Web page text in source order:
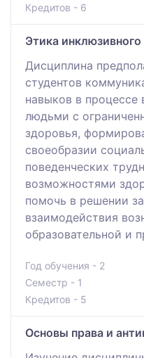
Кредитов - 6
Этика
Дисциплина
студентов
навыков в процессе
людьми с
здоровья,
своеобразии
поведенческих
возможностями
помочь в решении
взаимодействия
образовательной и
Год обучения - 2
Семестр - 1
Кредитов - 5
Основы права и